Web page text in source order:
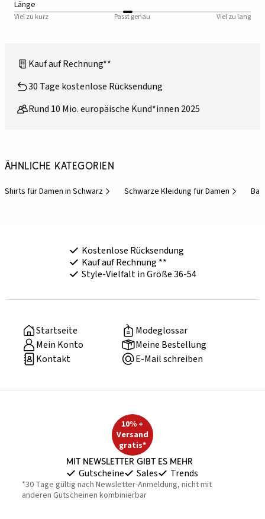
Länge
Viel zu kurz Passt genau Viel zu lang
Kauf auf Rechnung**
30 Tage kostenlose Rücksendung
Rund 10 Mio. europäische Kund*innen 2025
Ähnliche Kategorien
Shirts für Damen in Schwarz Schwarze Kleidung für Damen
Kostenlose Rücksendung
Kauf auf Rechnung **
Style-Vielfalt in Größe 36-54
Startseite
Modeglossar
Mein Konto
Meine Bestellung
Kontakt
E-Mail schreiben
10% +
Versand
gratis*
Mit Newsletter gibt es mehr
Gutscheine Sales Trends
*30 Tage gültig nach Newsletter-Anmeldung, nicht mit
anderen Gutscheinen kombinierbar